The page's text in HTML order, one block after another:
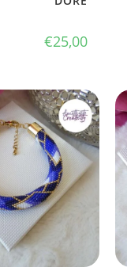
€25,00